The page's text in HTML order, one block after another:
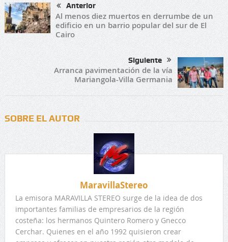
Anterior
Al menos diez muertos en derrumbe de un
edificio en un barrio popular del sur de El
Cairo
Siguiente
Arranca pavimentación de la vía
Mariangola-Villa Germania
SOBRE EL AUTOR
MaravillaStereo
La emisora MARAVILLA STEREO surge de la idea de dos
importantes familias de empresarios de la región
costeña: los hermanos Quintero Romero y Gnecco
Cerchar. Quienes en el año 1992 quisieron crear